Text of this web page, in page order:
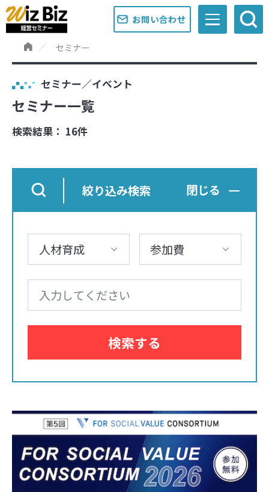
お問い合わせ
セミナー
セミナー／イベント
セミナー一覧
検索結果： 16件
絞り込み検索
検索する